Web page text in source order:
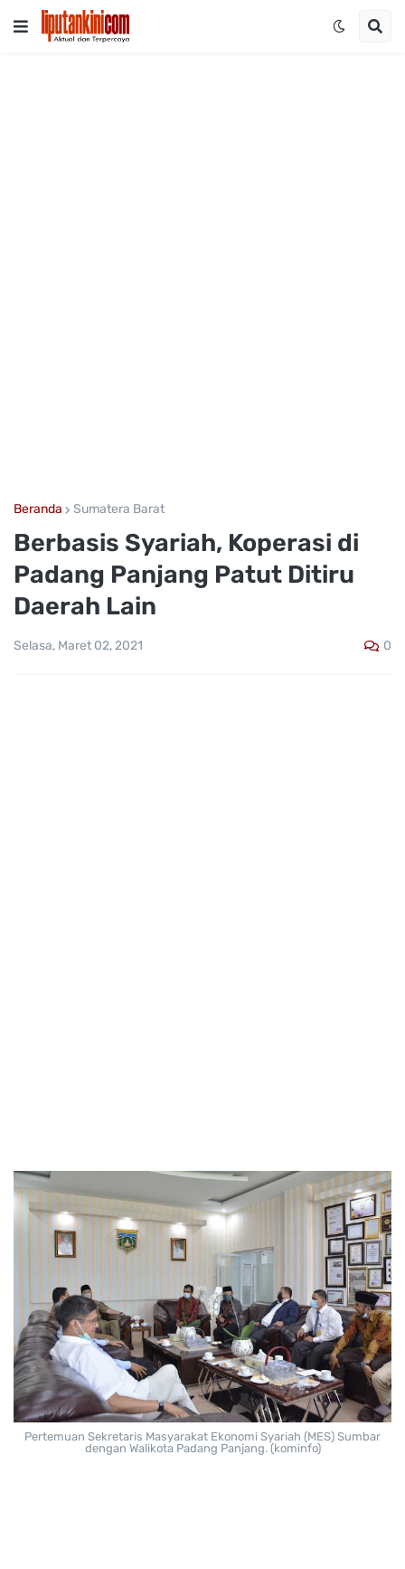
Beranda Sumatera Barat
Berbasis Syariah, Koperasi di
Padang Panjang Patut Ditiru
Daerah Lain
Selasa, Maret 02, 2021 0
Pertemuan Sekretaris Masyarakat Ekonomi Syariah (MES) Sumbar
dengan Walikota Padang Panjang. (kominfo)